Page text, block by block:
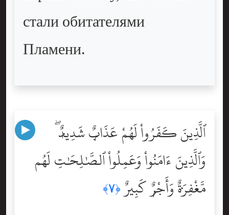
стали обитателями
Пламени.
ٱلَّذِينَ كَفَرُواْ لَهُمْ عَذَابٌۭ شَدِيدٌۭ ۖ
وَٱلَّذِينَ ءَامَنُواْ وَعَمِلُواْ ٱلصَّٰلِحَٰتِ لَهُم
مَّغْفِرَةٌۭ وَأَجْرٌۭ كَبِيرٌ﴿٧﴾